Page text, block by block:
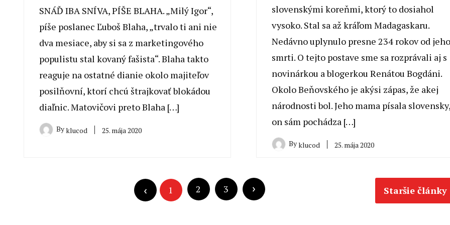
SNÁĎ IBA SNÍVA, PÍŠE BLAHA. „Milý Igor“,
píše poslanec Ľuboš Blaha, „trvalo ti ani nie
dva mesiace, aby si sa z marketingového
populistu stal kovaný fašista“. Blaha takto
reaguje na ostatné dianie okolo majiteľov
posilňovní, ktorí chcú štrajkovať blokádou
diaľnic. Matovičovi preto Blaha […]
Byklucod 25. mája 2020
slovenskými koreňmi, ktorý to dosiahol
vysoko. Stal sa až kráľom Madagaskaru.
Nedávno uplynulo presne 234 rokov od jeho
smrti. O tejto postave sme sa rozprávali aj s
novinárkou a blogerkou Renátou Bogdáni.
Okolo Beňovského je akýsi zápas, že akej
národnosti bol. Jeho mama písala slovensky,
on sám pochádza […]
Byklucod 25. mája 2020
Staršie články
1 2 3